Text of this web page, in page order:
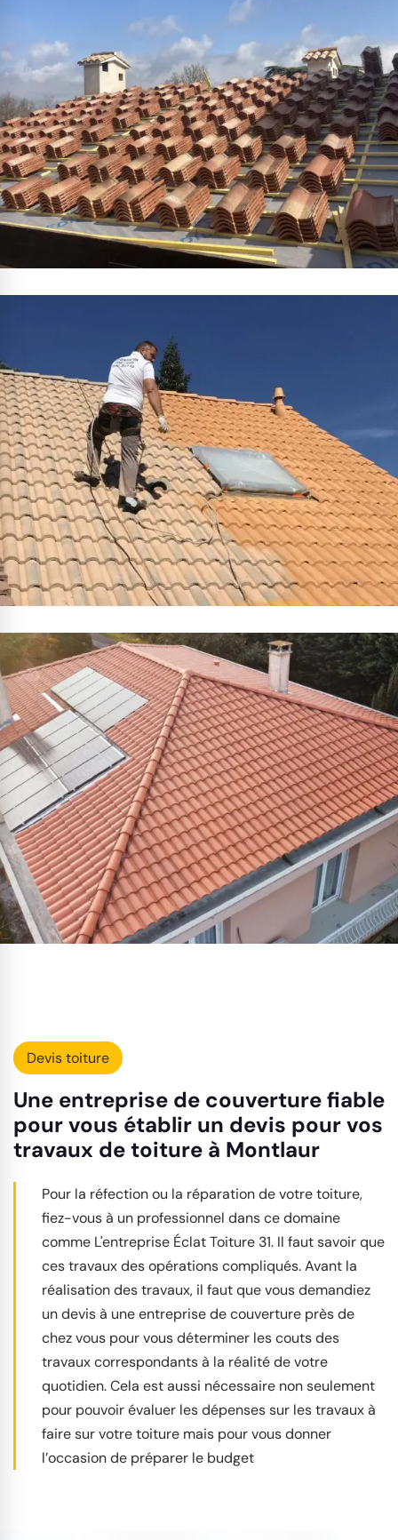
Devis toiture
Une entreprise de couverture fiable
pour vous établir un devis pour vos
travaux de toiture à Montlaur
Pour la réfection ou la réparation de votre toiture,
fiez-vous à un professionnel dans ce domaine
comme L'entreprise Éclat Toiture 31. Il faut savoir que
ces travaux des opérations compliqués. Avant la
réalisation des travaux, il faut que vous demandiez
un devis à une entreprise de couverture près de
chez vous pour vous déterminer les couts des
travaux correspondants à la réalité de votre
quotidien. Cela est aussi nécessaire non seulement
pour pouvoir évaluer les dépenses sur les travaux à
faire sur votre toiture mais pour vous donner
l’occasion de préparer le budget